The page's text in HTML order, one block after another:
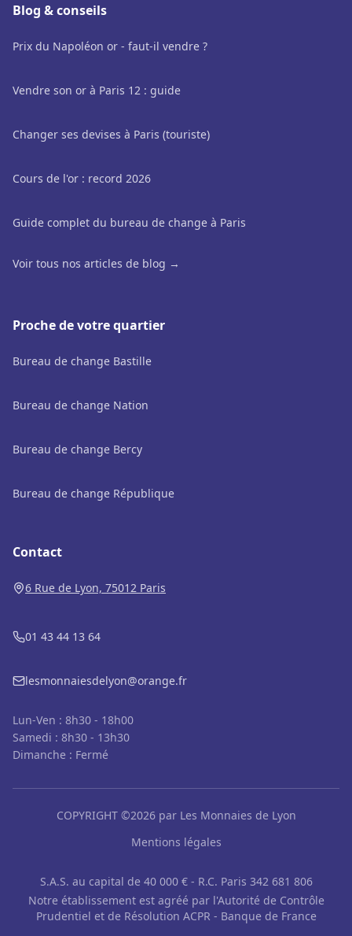
Blog & conseils
Prix du Napoléon or - faut-il vendre ?
Vendre son or à Paris 12 : guide
Changer ses devises à Paris (touriste)
Cours de l'or : record 2026
Guide complet du bureau de change à Paris
Voir tous nos articles de blog →
Proche de votre quartier
Bureau de change Bastille
Bureau de change Nation
Bureau de change Bercy
Bureau de change République
Contact
6 Rue de Lyon, 75012 Paris
01 43 44 13 64
lesmonnaiesdelyon@orange.fr
Lun-Ven : 8h30 - 18h00
Samedi : 8h30 - 13h30
Dimanche : Fermé
COPYRIGHT ©2026 par Les Monnaies de Lyon
Mentions légales
S.A.S. au capital de 40 000 € - R.C. Paris 342 681 806
Notre établissement est agréé par l'Autorité de Contrôle
Prudentiel et de Résolution ACPR - Banque de France